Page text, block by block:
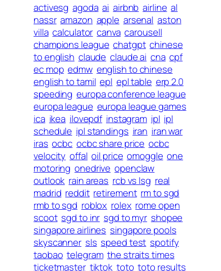
activesg agoda ai airbnb airline al
nassr amazon apple arsenal aston
villa calculator canva carousell
champions league chatgpt chinese
to english claude claude ai cna cpf
ec mop edmw english to chinese
english to tamil epl epl table erp 2.0
speeding europa conference league
europa league europa league games
ica ikea ilovepdf instagram ipl ipl
schedule ipl standings iran iran war
iras ocbc ocbc share price ocbc
velocity offal oil price omoggle one
motoring onedrive openclaw
outlook rain areas rcb vs lsg real
madrid reddit retirement rm to sgd
rmb to sgd roblox rolex rome open
scoot sgd to inr sgd to myr shopee
singapore airlines singapore pools
skyscanner sls speed test spotify
taobao telegram the straits times
ticketmaster tiktok toto toto results